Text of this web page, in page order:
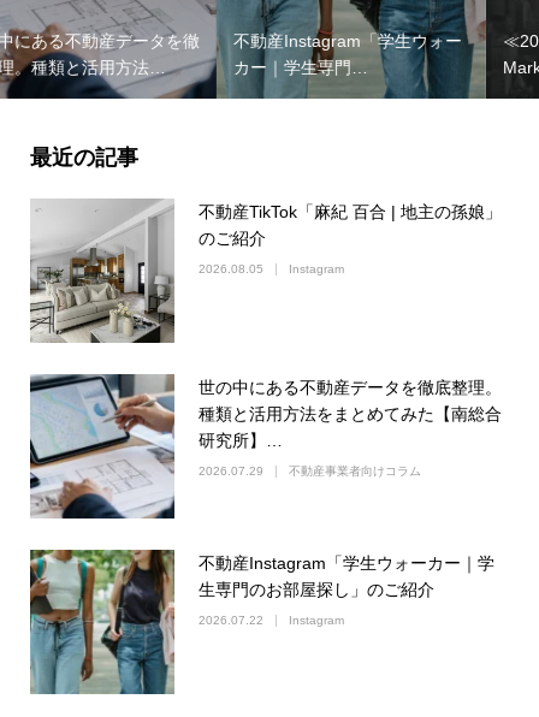
不動産Instagram「学生ウォー
カー｜学生専門…
≪2026年6月度≫月例速報
Market Watc…
最近の記事
不動産TikTok「麻紀 百合 | 地主の孫娘」
のご紹介
2026.08.05 Instagram
世の中にある不動産データを徹底整理。
種類と活用方法をまとめてみた【南総合
研究所】…
2026.07.29 不動産事業者向けコラム
不動産Instagram「学生ウォーカー｜学
生専門のお部屋探し」のご紹介
2026.07.22 Instagram